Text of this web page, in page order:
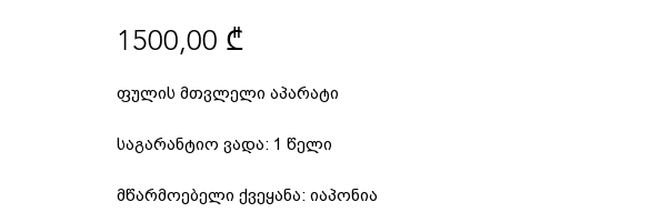
1500,00 ₾Price
ფულის მთვლელი აპარატი
საგარანტიო ვადა: 1 წელი
მწარმოებელი ქვეყანა: იაპონია